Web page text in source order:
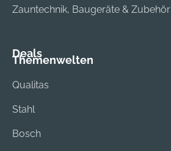
Zauntechnik, Baugeräte & Zubehör
Deals
Themenwelten
Qualitas
Stahl
Bosch